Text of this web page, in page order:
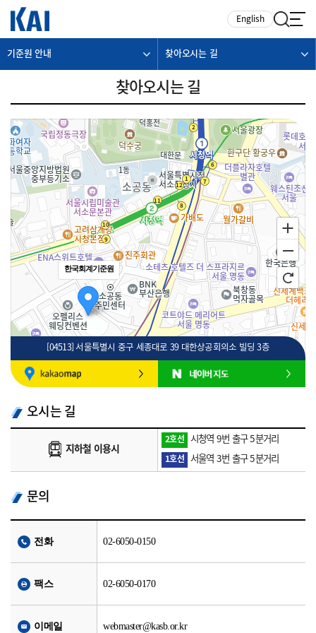
English
기준원 안내 찾아오시는 길
찾아오시는 길
한국회계기준원
100m
[04513] 서울특별시 중구 세종대로 39 대한상공회의소 빌딩 3층
오시는 길
지하철 이용시
2호선 시청역 9번 출구 5분거리
1호선 서울역 3번 출구 5분거리
문의
전화 02-6050-0150
팩스 02-6050-0170
이메일 webmaster@kasb.or.kr